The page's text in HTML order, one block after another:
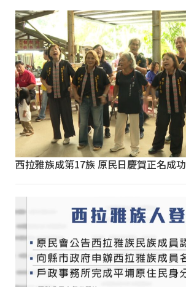
西拉雅族成第17族 原民日慶賀正名成功